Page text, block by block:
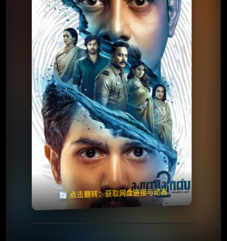
🔄 点击翻转：获取网盘链接与动态
⭐️ 评分：暂无 | 🎬 2026年
夸克网盘
百度网盘
失效请反馈
🧧️
天天领红包